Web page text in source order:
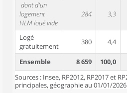
dont d'un
logement
HLM loué vide
284 3,3
Logé
gratuitement
380 4,4
Ensemble 8 659 100,0
Sources : Insee, RP2012, RP2017 et
principales, géographie au 01/01/